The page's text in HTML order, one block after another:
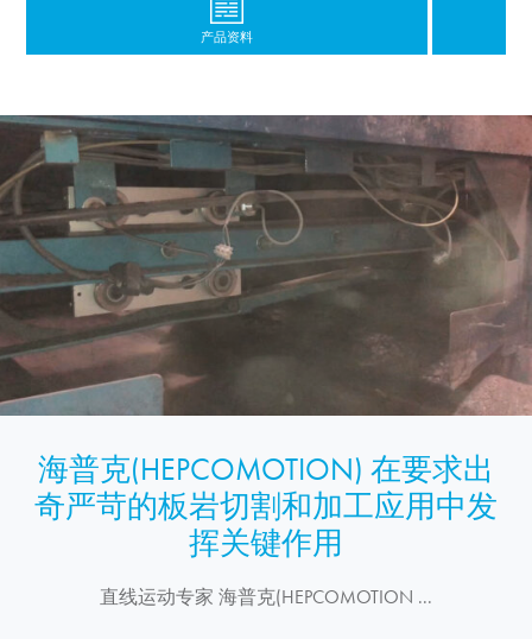
产品资料
海普克(HEPCOMOTION) 在要求出
奇严苛的板岩切割和加工应用中发
挥关键作用
直线运动专家 海普克(HEPCOMOTION ...